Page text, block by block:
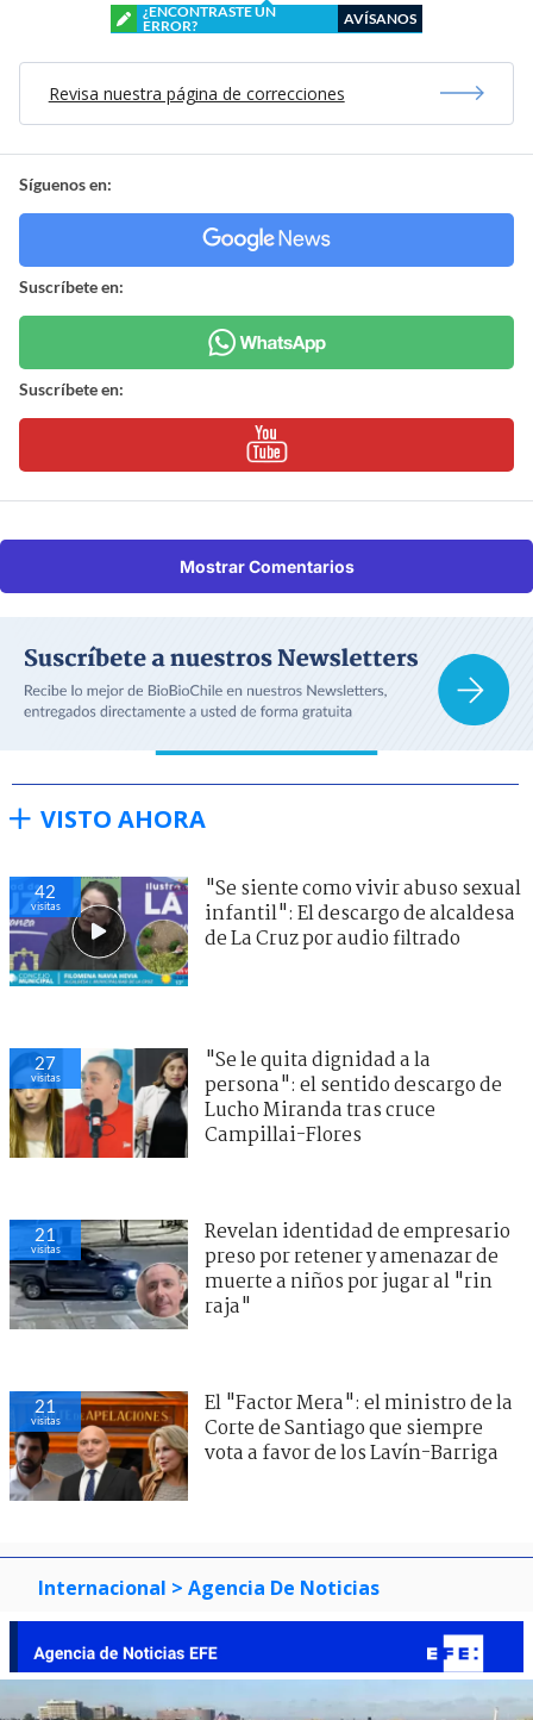
¿ENCONTRASTE UN
ERROR?
AVÍSANOS
Revisa nuestra página de correcciones
Síguenos en:
Suscríbete en:
Suscríbete en:
Mostrar Comentarios
VISTO AHORA
42
visitas
"Se siente como vivir abuso sexual
infantil": El descargo de alcaldesa
de La Cruz por audio filtrado
27
visitas
"Se le quita dignidad a la
persona": el sentido descargo de
Lucho Miranda tras cruce
Campillai-Flores
21
visitas
Revelan identidad de empresario
preso por retener y amenazar de
muerte a niños por jugar al "rin
raja"
21
visitas
El "Factor Mera": el ministro de la
Corte de Santiago que siempre
vota a favor de los Lavín-Barriga
Internacional > Agencia De Noticias